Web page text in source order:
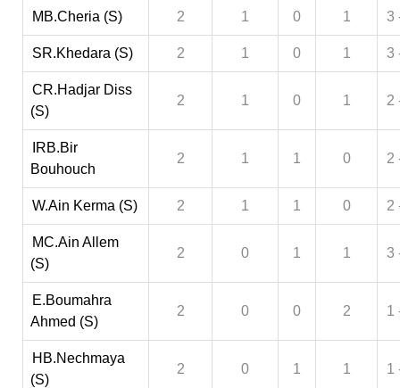
MB.Cheria (S) 2 1 0 1 3
SR.Khedara (S) 2 1 0 1 3
CR.Hadjar Diss
(S)
2 1 0 1 2
IRB.Bir
Bouhouch
2 1 1 0 2
W.Ain Kerma (S) 2 1 1 0 2
MC.Ain Allem
(S)
2 0 1 1 3
E.Boumahra
Ahmed (S)
2 0 0 2 1
HB.Nechmaya
(S)
2 0 1 1 1